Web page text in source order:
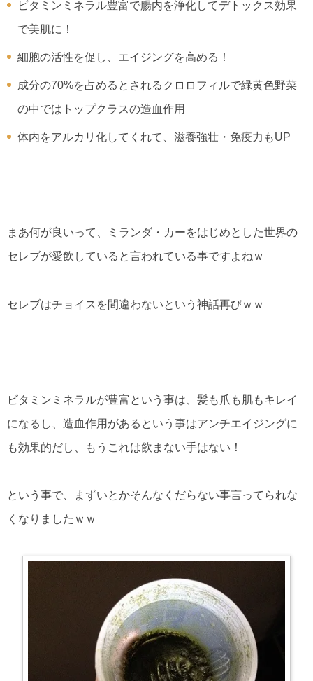
ビタミンミネラル豊富で腸内を浄化してデトックス効果
で美肌に！
細胞の活性を促し、エイジングを高める！
成分の70%を占めるとされるクロロフィルで緑黄色野菜
の中ではトップクラスの造血作用
体内をアルカリ化してくれて、滋養強壮・免疫力もUP
まあ何が良いって、ミランダ・カーをはじめとした世界の
セレブが愛飲していると言われている事ですよねｗ
セレブはチョイスを間違わないという神話再びｗｗ
ビタミンミネラルが豊富という事は、髪も爪も肌もキレイ
になるし、造血作用があるという事はアンチエイジングに
も効果的だし、もうこれは飲まない手はない！
という事で、まずいとかそんなくだらない事言ってられな
くなりましたｗｗ